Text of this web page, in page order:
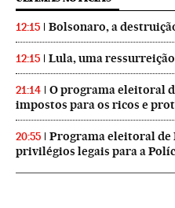
12:15 Bolsonaro, a
12:15 Lula, uma ressurreição
21:14
O programa eleitoral
impostos para os ricos e
20:55
Programa eleitoral de
privilégios legais para a